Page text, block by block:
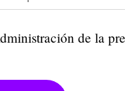
de la